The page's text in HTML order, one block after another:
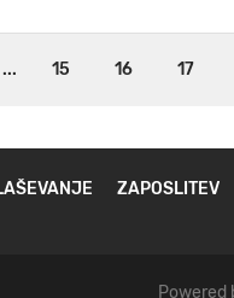
... 15 16 17
ZAPOSLITEV
Powered